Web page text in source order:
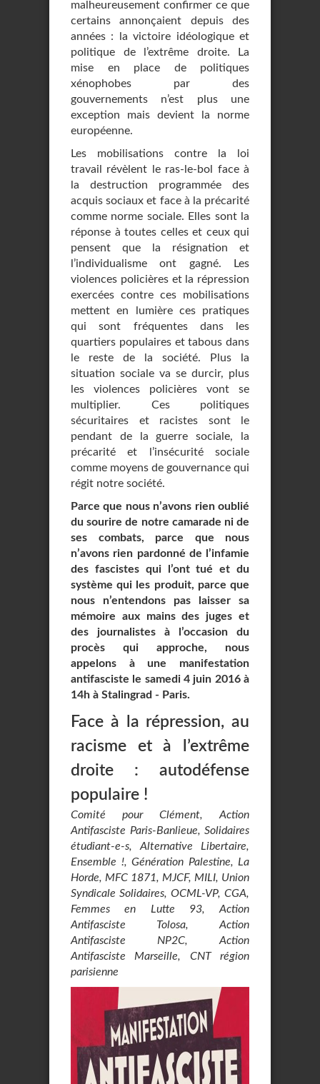
malheureusement confirmer ce que
certains annonçaient depuis des
années : la victoire idéologique et
politique de l’extrême droite. La
mise en place de politiques
xénophobes par des
gouvernements n’est plus une
exception mais devient la norme
européenne.
Les mobilisations contre la loi
travail révèlent le ras-le-bol face à
la destruction programmée des
acquis sociaux et face à la précarité
comme norme sociale. Elles sont la
réponse à toutes celles et ceux qui
pensent que la résignation et
l’individualisme ont gagné. Les
violences policières et la répression
exercées contre ces mobilisations
mettent en lumière ces pratiques
qui sont fréquentes dans les
quartiers populaires et tabous dans
le reste de la société. Plus la
situation sociale va se durcir, plus
les violences policières vont se
multiplier. Ces politiques
sécuritaires et racistes sont le
pendant de la guerre sociale, la
précarité et l’insécurité sociale
comme moyens de gouvernance qui
régit notre société.
Parce que nous n’avons rien oublié
du sourire de notre camarade ni de
ses combats, parce que nous
n’avons rien pardonné de l’infamie
des fascistes qui l’ont tué et du
système qui les produit, parce que
nous n’entendons pas laisser sa
mémoire aux mains des juges et
des journalistes à l’occasion du
procès qui approche, nous
appelons à une manifestation
antifasciste le samedi 4 juin 2016 à
14h à Stalingrad - Paris.
Face à la répression, au
racisme et à l’extrême
droite : autodéfense
populaire !
Comité pour Clément, Action
Antifasciste Paris-Banlieue, Solidaires
étudiant-e-s, Alternative Libertaire,
Ensemble !, Génération Palestine, La
Horde, MFC 1871, MJCF, MILI, Union
Syndicale Solidaires, OCML-VP, CGA,
Femmes en Lutte 93, Action
Antifasciste Tolosa, Action
Antifasciste NP2C, Action
Antifasciste Marseille, CNT région
parisienne